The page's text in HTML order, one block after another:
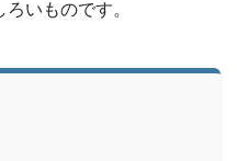
いものです。